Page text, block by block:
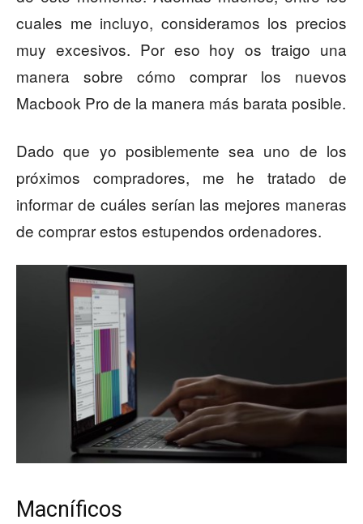
cuales me incluyo, consideramos los precios
muy excesivos. Por eso hoy os traigo una
manera sobre cómo comprar los nuevos
Macbook Pro de la manera más barata posible.
Dado que yo posiblemente sea uno de los
próximos compradores, me he tratado de
informar de cuáles serían las mejores maneras
de comprar estos estupendos ordenadores.
Macníficos